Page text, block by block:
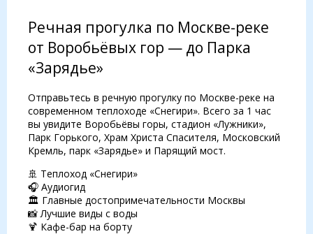
Речная прогулка по Москве-реке
от Воробьёвых гор — до Парка
«Зарядье»
Отправьтесь в речную прогулку по Москве-реке на
современном теплоходе «Снегири». Всего за 1 час
вы увидите Воробьёвы горы, стадион «Лужники»,
Парк Горького, Храм Христа Спасителя, Московский
Кремль, парк «Зарядье» и Парящий мост.
🚢 Теплоход «Снегири»
🎧 Аудиогид
🏛 Главные достопримечательности Москвы
📸 Лучшие виды с воды
🍹 Кафе-бар на борту